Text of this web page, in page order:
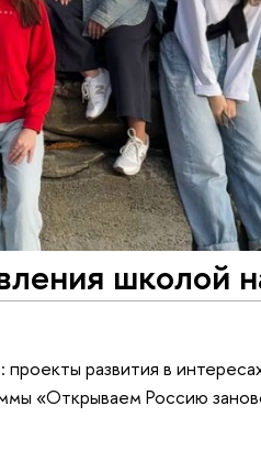
школой
развития в
«Открываем Россию